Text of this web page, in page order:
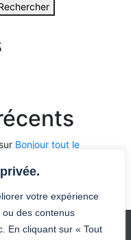
votre expérience
des contenus
En cliquant sur « Tout
Bonjour tout le
de confidentialité